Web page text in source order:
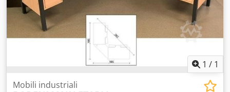
1 / 1
Mobili industriali